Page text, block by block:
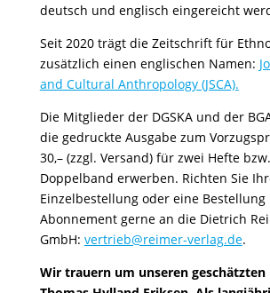
deutsch und englisch eingereicht
Seit 2020 trägt die Zeitschrift für
zusätzlich einen englischen Namen:
and Cultural Anthropology (JSCA).
Die Mitglieder der DGSKA und der
die gedruckte Ausgabe zum
30,– (zzgl. Versand) für zwei Hefte
Doppelband erwerben. Richten Sie
Einzelbestellung oder eine Bestellung
Abonnement gerne an die Dietrich
GmbH: vertrieb@reimer-verlag.de.
Wir trauern um unseren geschätzten